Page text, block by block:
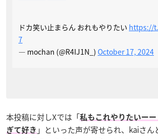
ドカ笑い止まらん おれもやりたい https://
7
— mochan (@R4IJ1N_) October 17, 2024
本投稿に対しXでは「私もこれやりたいーー
ぎて好き 」といった声が寄せられ、kaiさん